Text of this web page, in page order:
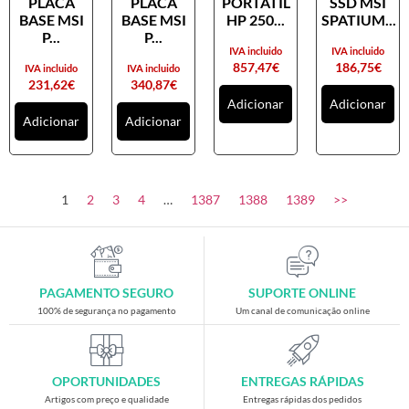
Placas gráficas
SAIS
Ventoínhas
Computadores
All-in-One
Gaming
Acessórios gaming
Cadeiras gaming
Merchandising
BASE MSI
P...
231,62€
IVA incluido
Adicionar
BASE MSI
P...
340,87€
IVA incluido
Adicionar
HP 250...
857,47€
IVA incluido
Adicionar
SPATIUM...
186,75€
IVA incluido
Adicionar
1 2 3 4 … 1387 1388 1389 >>
PAGAMENTO SEGURO
100% de segurança no pagamento
SUPORTE ONLINE
Um canal de comunicação online
OPORTUNIDADES
Artigos com preço e qualidade
ENTREGAS RÁPIDAS
Entregas rápidas dos pedidos